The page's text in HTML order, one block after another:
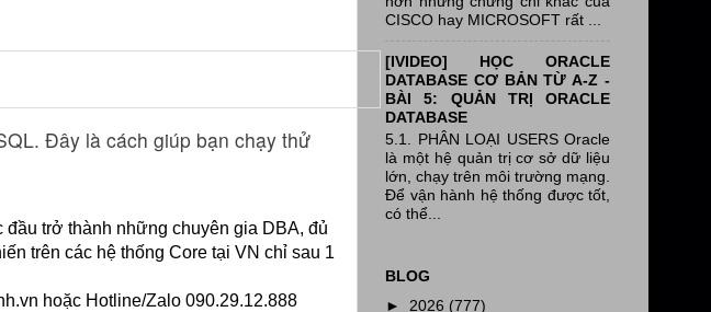
Đây là cách giúp bạn chạy thử
trở thành những chuyên gia DBA, đủ
trên các hệ thống Core tại VN chỉ sau 1
hoặc Hotline/Zalo 090.29.12.888
CISCO hay MICROSOFT rất ...
[IVIDEO] HỌC ORACLE
DATABASE CƠ BẢN TỪ A-Z -
BÀI 5: QUẢN TRỊ ORACLE
DATABASE
5.1. PHÂN LOẠI USERS Oracle
là một hệ quản trị cơ sở dữ liệu
lớn, chạy trên môi trường mạng.
Để vận hành hệ thống được tốt,
có thể...
BLOG
► 2026 (777)